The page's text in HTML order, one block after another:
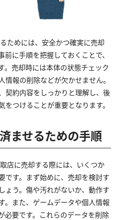
ためには、安全かつ確実に売却
に手順を把握しておくことで、
。売却時には本体の状態チェック
報の削除などが欠かせません。
契約内容をしっかりと理解し、後
つけることが重要となります。
ませるための手順
店に売却する際には、いくつか
です。まず始めに、売却を検討す
ょう。傷や汚れがないか、動作す
。また、ゲームデータや個人情報
必要です。これらのデータを削除